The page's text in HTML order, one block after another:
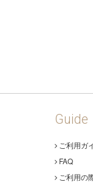
Guide
ご利用ガ
FAQ
ご利用の